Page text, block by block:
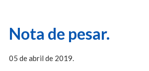
Nota de pesar.
05 de abril de 2019.